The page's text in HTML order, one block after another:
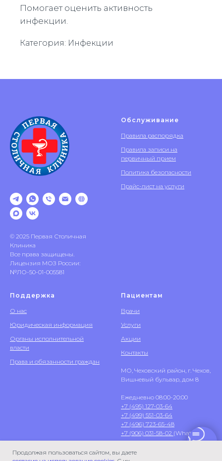
Продолжая пользоваться сайтом, вы даете
Помогает оценить активность
инфекции.
Категория: Инфекции
© 2025 Первая Столичная
Клиника
Все права защищены.
Лицензия МОЗ России:
№ЛО-50-01-005581
Обслуживание
Правила распорядка
Правила записи на
первичный прием
Политика безопасности
Прайс-лист на услуги
Поддержка
О нас
Юридическая информация
Органы исполнительной
власти
Права и обязанности граждан
Пациентам
Врачи
Услуги
Акции
Контакты
МО, Чеховский район, г. Чехов,
Вишневый бульвар, дом 8
Ежедневно 08:00-20:00
+7 (495) 127-03-64
+7 (499) 551-03-64
+7 (496) 723-65-48
+7 (906) 031-58-02 (WhatsApp)